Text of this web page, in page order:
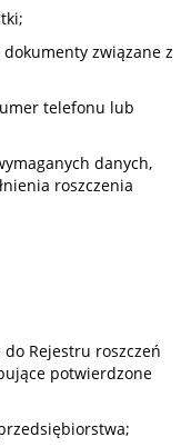
związane z
telefonu lub
danych,
roszczenia
Rejestru roszczeń
potwierdzone